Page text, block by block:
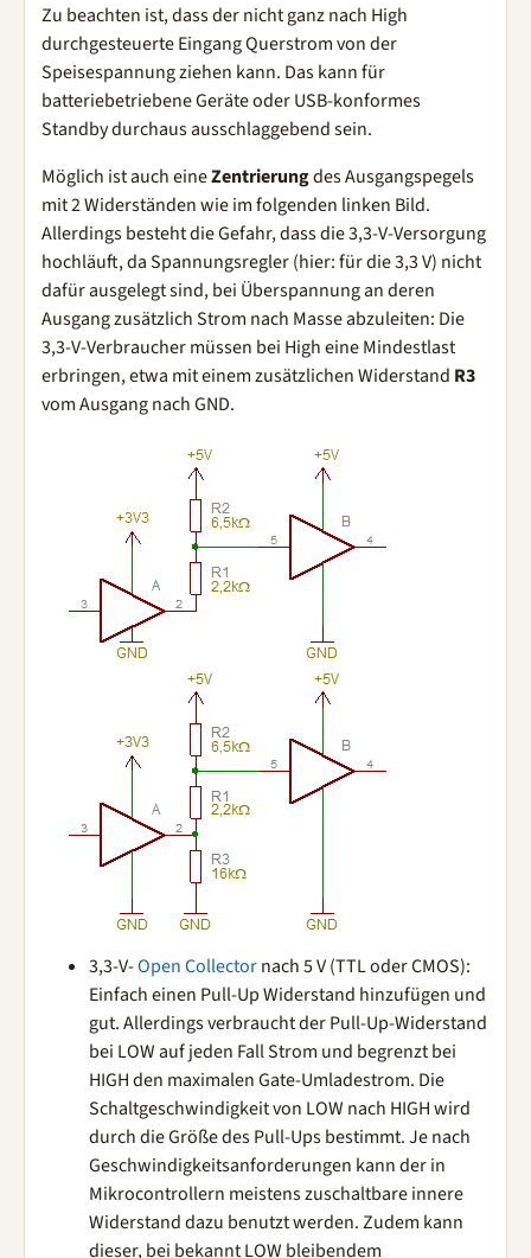
Zu beachten ist, dass der nicht ganz nach High
durchgesteuerte Eingang Querstrom von der
Speisespannung ziehen kann. Das kann für
batteriebetriebene Geräte oder USB-konformes
Standby durchaus ausschlaggebend sein.
Möglich ist auch eineZentrierungdes Ausgangspegels
mit 2 Widerständen wie im folgenden linken Bild.
Allerdings besteht die Gefahr, dass die 3,3-V-Versorgung
hochläuft, da Spannungsregler (hier: für die 3,3 V) nicht
dafür ausgelegt sind, bei Überspannung an deren
Ausgang zusätzlich Strom nach Masse abzuleiten: Die
3,3-V-Verbraucher müssen bei High eine Mindestlast
erbringen, etwa mit einem zusätzlichen Widerstand R3
vom Ausgang nach GND.
3,3-V-Open Collectornach 5 V (TTL oder CMOS):
Einfach einen Pull-Up Widerstand hinzufügen und
gut. Allerdings verbraucht der Pull-Up-Widerstand
bei LOW auf jeden Fall Strom und begrenzt bei
HIGH den maximalen Gate-Umladestrom. Die
Schaltgeschwindigkeit von LOW nach HIGH wird
durch die Größe des Pull-Ups bestimmt. Je nach
Geschwindigkeitsanforderungen kann der in
Mikrocontrollern meistens zuschaltbare innere
Widerstand dazu benutzt werden. Zudem kann
dieser, bei bekannt LOW bleibendem